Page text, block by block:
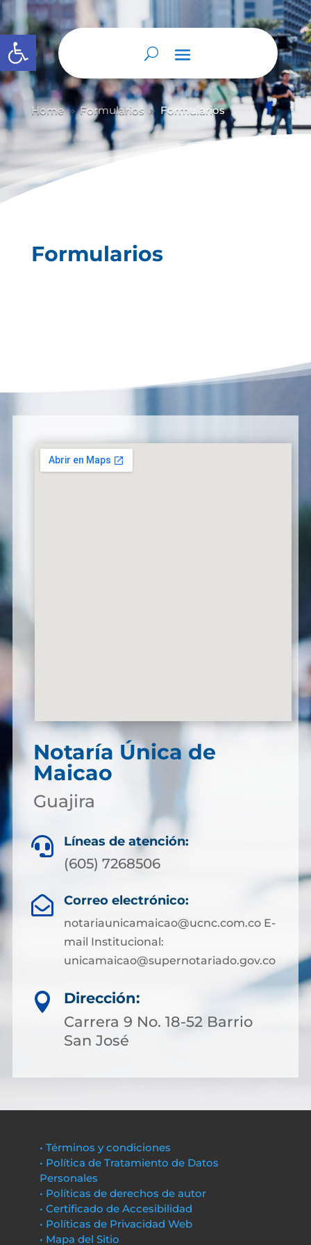
Abrir barra de herramientas
Home 9 Formularios 9 Formularios
Formularios
Notaría Única de
Maicao
Guajira
 Líneas de atención:
(605) 7268506
 Correo electrónico:
notariaunicamaicao@ucnc.com.co E-
mail Institucional:
unicamaicao@supernotariado.gov.co

Dirección:
Carrera 9 No. 18-52 Barrio
San José
• Términos y condiciones
• Política de Tratamiento de Datos
Personales
• Políticas de derechos de autor
• Certificado de Accesibilidad
• Políticas de Privacidad Web
• Mapa del Sitio